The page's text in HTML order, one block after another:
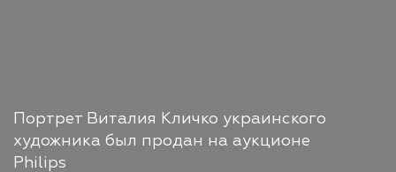
Портрет Виталия Кличко украинского
художника был продан на аукционе
Philips